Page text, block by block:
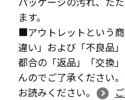
ます。
■アウトレットという
違い」および「不良品
都合の「返品」「交換
んのでご了承ください
お読みください。